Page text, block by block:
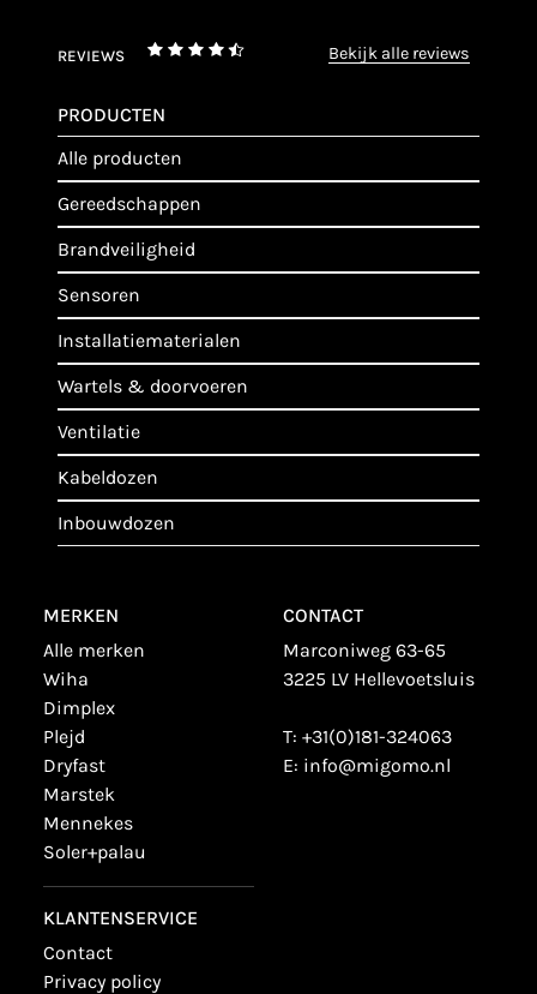
REVIEWS bekijk alle reviews
PRODUCTEN
alle producten
gereedschappen
brandveiligheid
sensoren
installatiematerialen
wartels & doorvoeren
ventilatie
kabeldozen
inbouwdozen
MERKEN
alle merken
wiha
dimplex
plejd
dryfast
marstek
mennekes
soler+palau
KLANTENSERVICE
contact
privacy policy
CONTACT
Marconiweg 63-65
3225 LV Hellevoetsluis
T: +31(0)181-324063
E: info@migomo.nl